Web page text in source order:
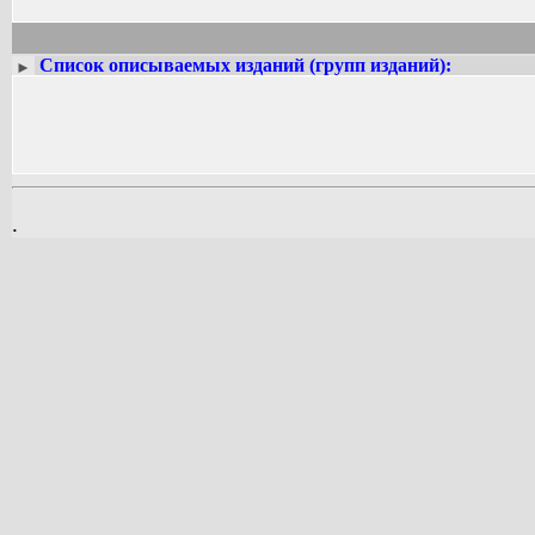
► Список описываемых изданий (групп изданий):
.